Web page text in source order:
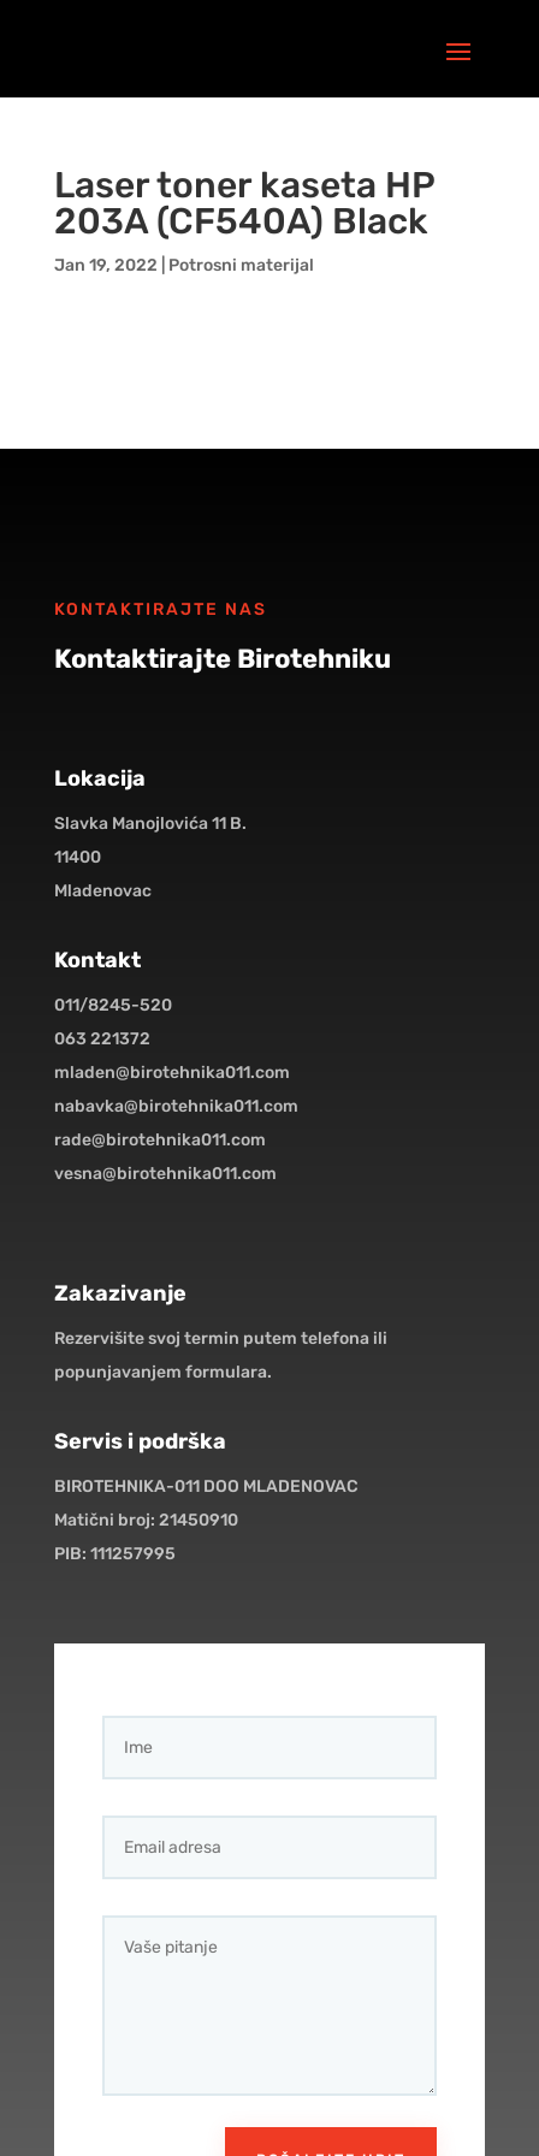
Laser toner kaseta HP
203A (CF540A) Black
Jan 19, 2022 Potrosni materijal
KONTAKTIRAJTE NAS
Kontaktirajte Birotehniku
Lokacija
Slavka Manojlovića 11 B.
11400
Mladenovac
Kontakt
011/8245-520
063 221372
mladen@birotehnika011.com
nabavka@birotehnika011.com
rade@birotehnika011.com
vesna@birotehnika011.com
Zakazivanje
Rezervišite svoj termin putem telefona ili
popunjavanjem formulara.
Servis i podrška
BIROTEHNIKA-011 DOO MLADENOVAC
Matični broj: 21450910
PIB: 111257995